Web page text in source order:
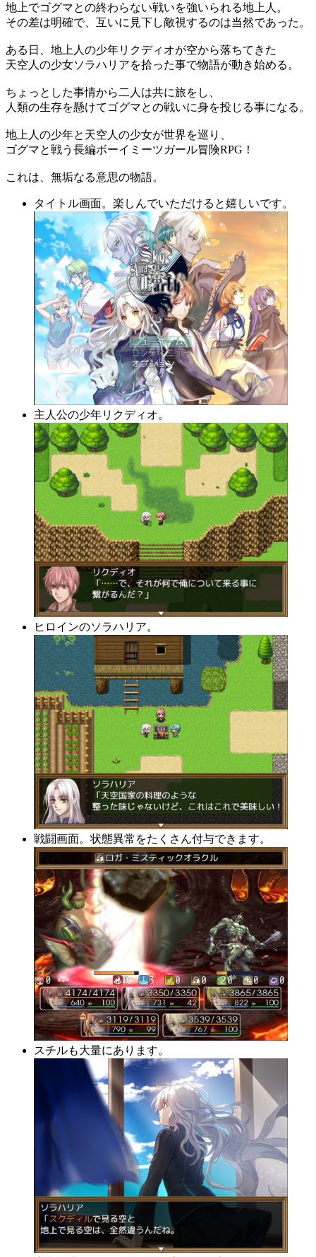
地上でゴグマとの終わらない戦いを強いられる地上人。
その差は明確で、互いに見下し敵視するのは当然であった。
ある日、地上人の少年リクディオが空から落ちてきた
天空人の少女ソラハリアを拾った事で物語が動き始める。
ちょっとした事情から二人は共に旅をし、
人類の生存を懸けてゴグマとの戦いに身を投じる事になる。
地上人の少年と天空人の少女が世界を巡り、
ゴグマと戦う長編ボーイミーツガール冒険RPG！
これは、無垢なる意思の物語。
タイトル画面。楽しんでいただけると嬉しいです。
主人公の少年リクディオ。
ヒロインのソラハリア。
戦闘画面。状態異常をたくさん付与できます。
スチルも大量にあります。